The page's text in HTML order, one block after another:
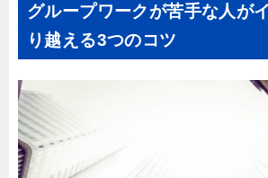
グループワークが苦手な人が
り越える3つのコツ